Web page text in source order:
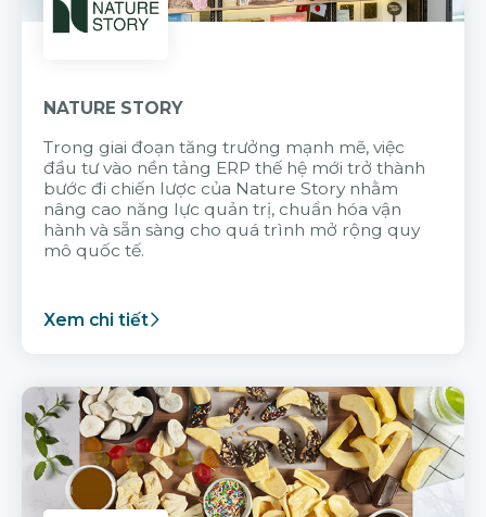
NATURE STORY
Trong giai đoạn tăng trưởng mạnh mẽ, việc
đầu tư vào nền tảng ERP thế hệ mới trở thành
bước đi chiến lược của Nature Story nhằm
nâng cao năng lực quản trị, chuẩn hóa vận
hành và sẵn sàng cho quá trình mở rộng quy
mô quốc tế.
Xem chi tiết